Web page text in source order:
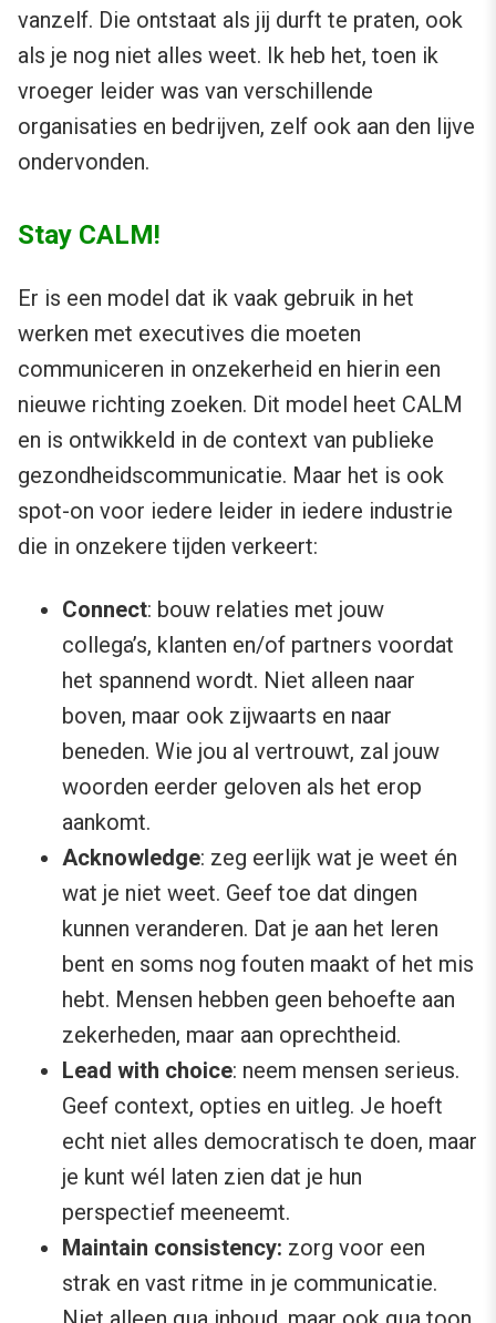
vanzelf. Die ontstaat als jij durft te praten, ook
als je nog niet alles weet. Ik heb het, toen ik
vroeger leider was van verschillende
organisaties en bedrijven, zelf ook aan den lijve
ondervonden.
Stay CALM!
Er is een model dat ik vaak gebruik in het
werken met executives die moeten
communiceren in onzekerheid en hierin een
nieuwe richting zoeken. Dit model heet CALM
en is ontwikkeld in de context van publieke
gezondheidscommunicatie. Maar het is ook
spot-on voor iedere leider in iedere industrie
die in onzekere tijden verkeert:
Connect: bouw relaties met jouw
collega’s, klanten en/of partners voordat
het spannend wordt. Niet alleen naar
boven, maar ook zijwaarts en naar
beneden. Wie jou al vertrouwt, zal jouw
woorden eerder geloven als het erop
aankomt.
Acknowledge: zeg eerlijk wat je weet én
wat je niet weet. Geef toe dat dingen
kunnen veranderen. Dat je aan het leren
bent en soms nog fouten maakt of het mis
hebt. Mensen hebben geen behoefte aan
zekerheden, maar aan oprechtheid.
Lead with choice: neem mensen serieus.
Geef context, opties en uitleg. Je hoeft
echt niet alles democratisch te doen, maar
je kunt wél laten zien dat je hun
perspectief meeneemt.
Maintain consistency: zorg voor een
strak en vast ritme in je communicatie.